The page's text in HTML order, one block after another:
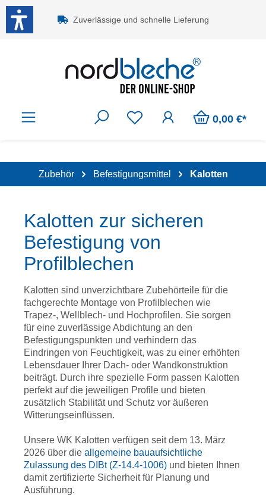
Zum Hauptinhalt springen
Zuverlässige und schnelle Lieferung
0,00 €*
Zubehör Befestigungsmittel Kalotten
Kalotten zur sicheren
Befestigung von
Profilblechen
Kalotten sind unverzichtbare Zubehörteile für die
fachgerechte Montage von Profilblechen wie
Trapez-, Wellblech- und Hochprofilen. Sie sorgen
für eine zuverlässige Abdichtung an den
Befestigungspunkten und verhindern das
Eindringen von Feuchtigkeit, was zu einer erhöhten
Lebensdauer Ihrer Dach- oder Wandkonstruktion
beiträgt. Durch ihre spezielle Form passen Kalotten
perfekt auf die jeweiligen Profile und bieten
zusätzlich Stabilität und Schutz vor äußeren
Witterungseinflüssen.
Unsere WK Kalotten verfügen seit dem 13. März
2026 über die allgemeine bauaufsichtliche
Zulassung des DIBt (Z-14.4-1006) und bieten Ihnen
damit zertifizierte Sicherheit für Planung und
Ausführung.